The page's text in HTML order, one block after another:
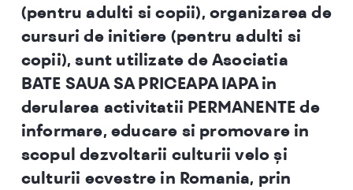
(pentru adulti si copii), organizarea de
cursuri de initiere (pentru adulti si
copii), sunt utilizate de Asociatia
BATE SAUA SA PRICEAPA IAPA in
derularea activitatii PERMANENTE de
informare, educare si promovare in
scopul dezvoltarii culturii velo și
culturii ecvestre in Romania, prin